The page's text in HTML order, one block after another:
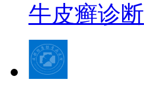
牛皮癣诊断